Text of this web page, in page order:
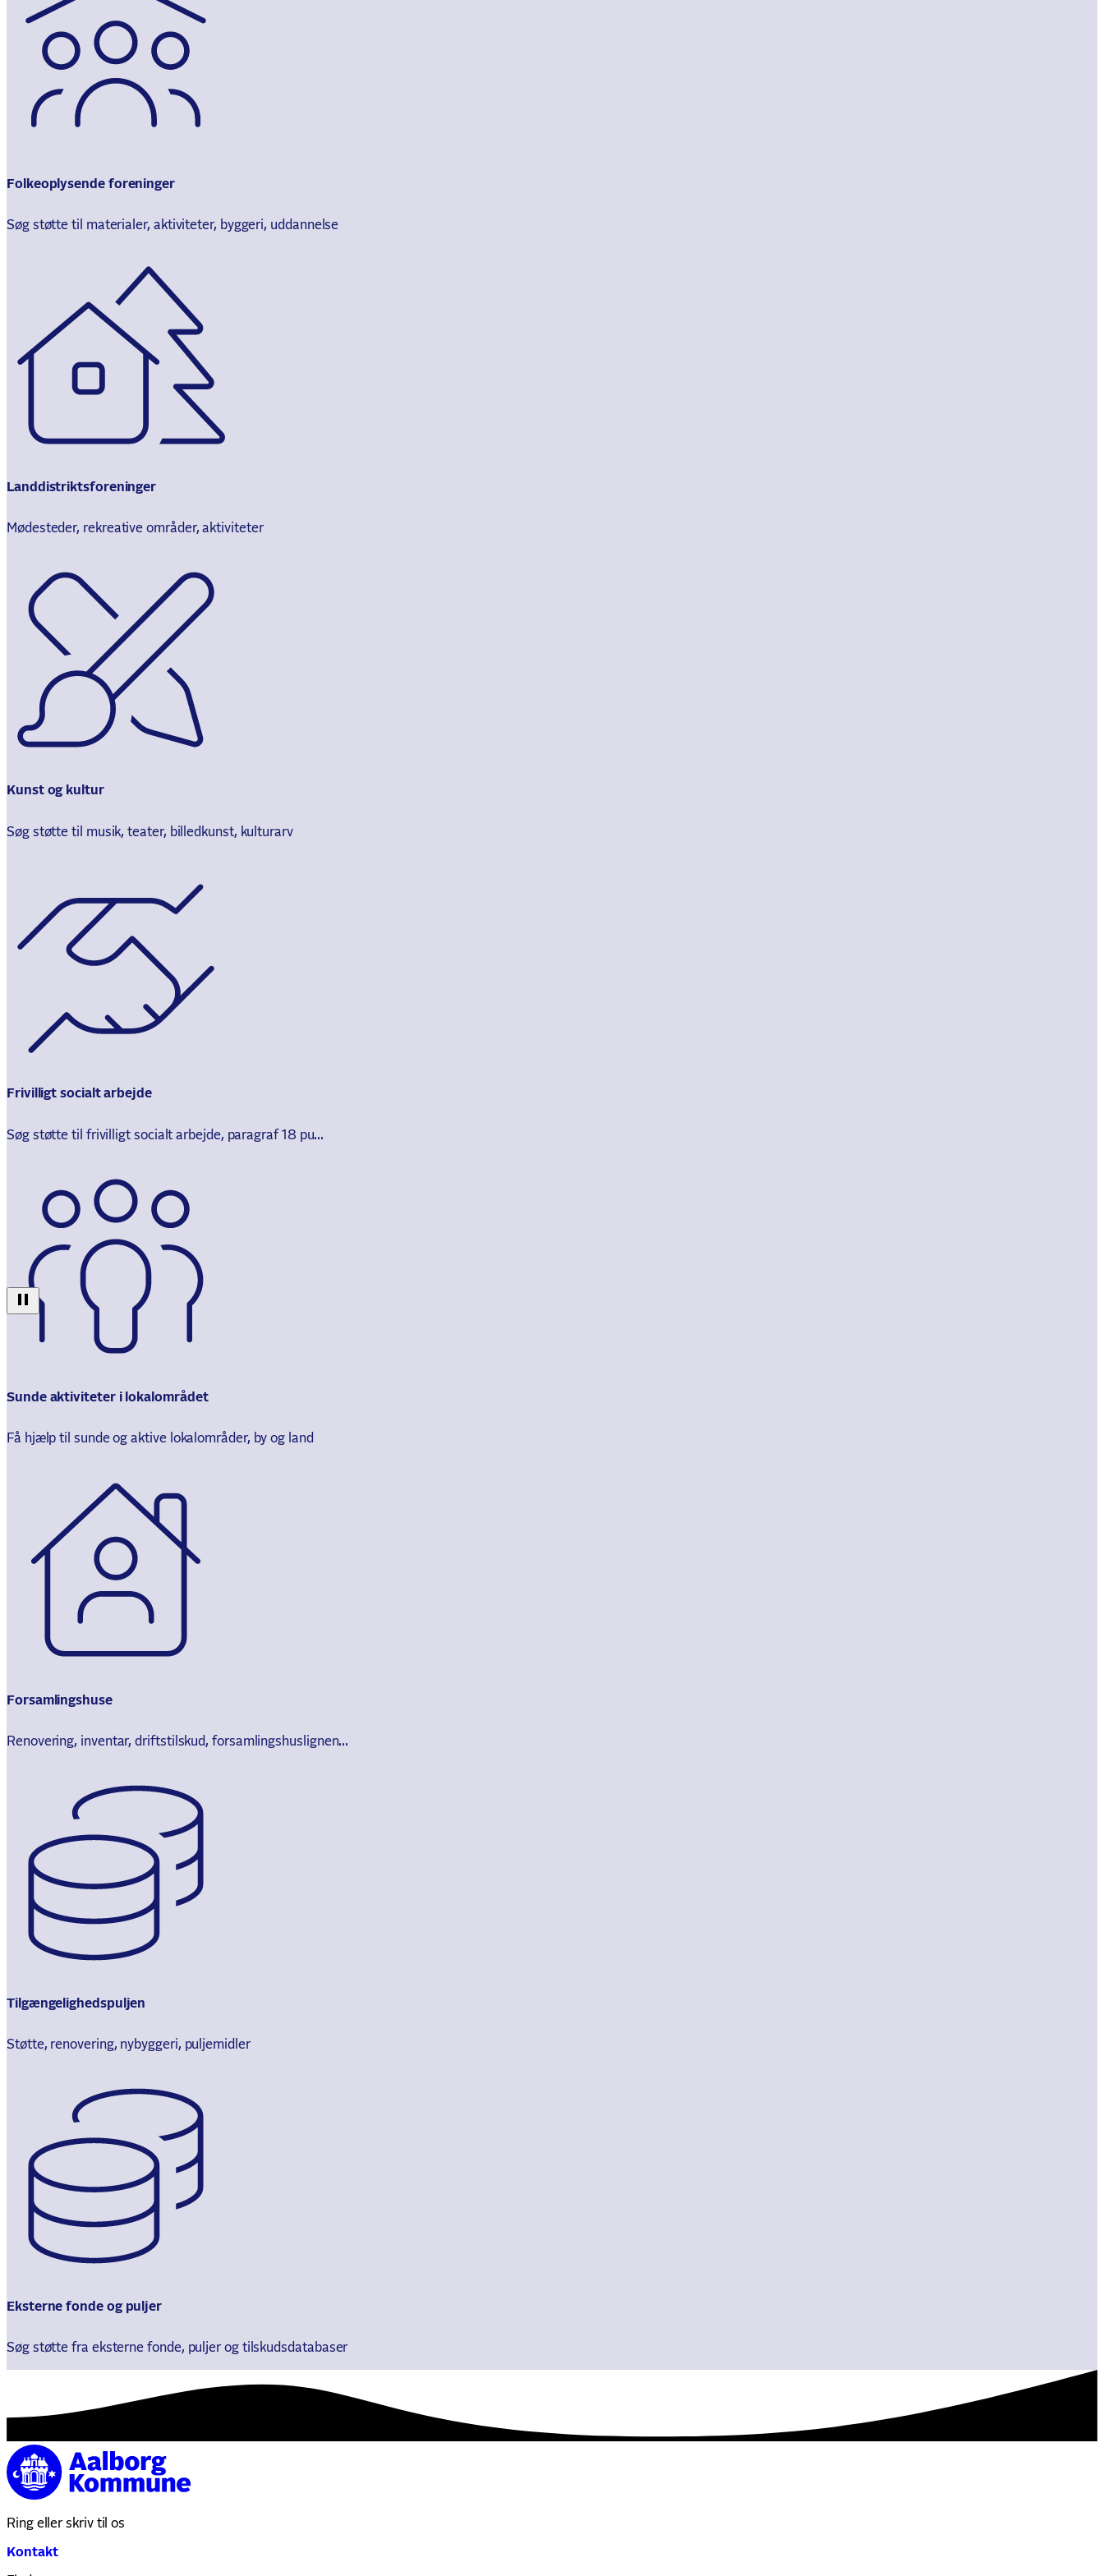
Folkeoplysende foreninger
Søg støtte til materialer, aktiviteter, byggeri, uddannelse
Landdistriktsforeninger
Mødesteder, rekreative områder, aktiviteter
Kunst og kultur
Søg støtte til musik, teater, billedkunst, kulturarv
Frivilligt socialt arbejde
Søg støtte til frivilligt socialt arbejde, paragraf 18 pu...
Sunde aktiviteter i lokalområdet
Få hjælp til sunde og aktive lokalområder, by og land
Forsamlingshuse
Renovering, inventar, driftstilskud, forsamlingshuslignen...
Tilgængelighedspuljen
Støtte, renovering, nybyggeri, puljemidler
Eksterne fonde og puljer
Søg støtte fra eksterne fonde, puljer og tilskudsdatabaser
Ring eller skriv til os
Kontakt